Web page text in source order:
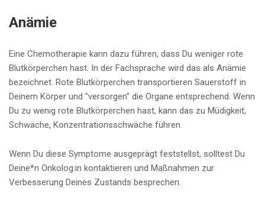
Anämie
Eine Chemotherapie kann dazu führen, dass Du weniger rote
Blutkörperchen hast. In der Fachsprache wird das als Anämie
bezeichnet. Rote Blutkörperchen transportieren Sauerstoff in
Deinem Körper und "versorgen" die Organe entsprechend. Wenn
Du zu wenig rote Blutkörperchen hast, kann das zu Müdigkeit,
Schwäche, Konzentrationsschwäche führen.
Wenn Du diese Symptome ausgeprägt feststellst, solltest Du
Deine*n Onkolog:in kontaktieren und Maßnahmen zur
Verbesserung Deines Zustands besprechen.